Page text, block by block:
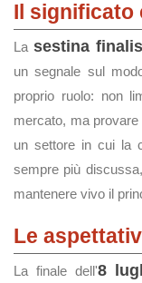
Il significato
La sestina
un segnale sul
proprio ruolo: non
mercato, ma
un settore in cui la
sempre più
mantenere vivo il
Le
La finale dell'8